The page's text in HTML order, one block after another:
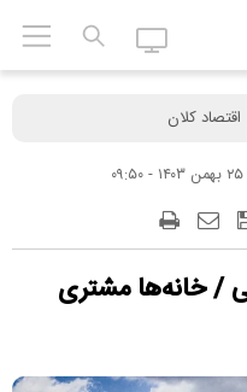
اقتصاد کلان
۲۵ بهمن ۱۴۰۳ - ۰۹:۵۰
/ خانه‌ها مشتری